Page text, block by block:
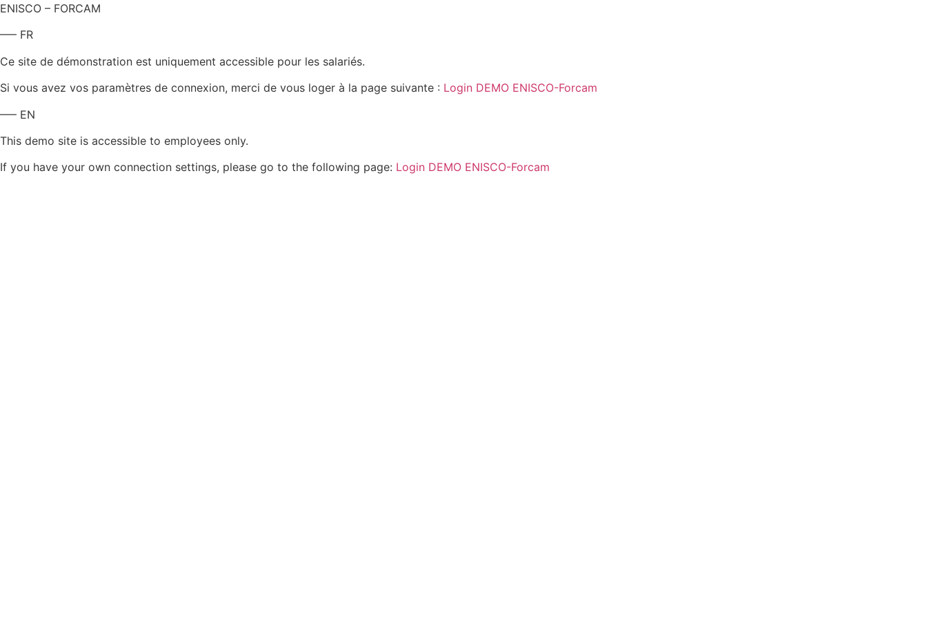
ENISCO – FORCAM
—– FR
Ce site de démonstration est uniquement accessible pour les salariés.
Si vous avez vos paramètres de connexion, merci de vous loger à la page suivante : Login DEMO ENISCO-Forcam
—– EN
This demo site is accessible to employees only.
If you have your own connection settings, please go to the following page: Login DEMO ENISCO-Forcam